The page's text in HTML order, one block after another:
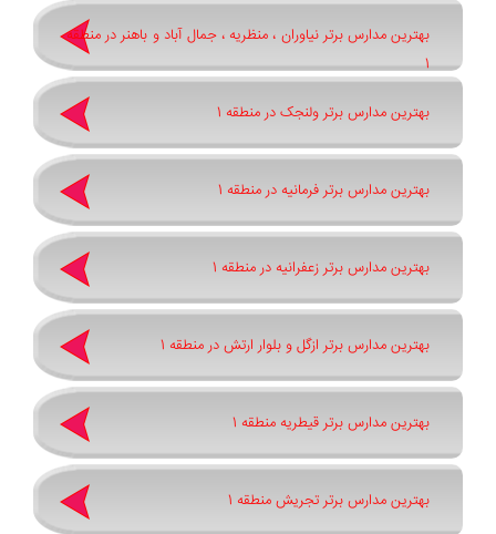
بهترین مدارس برتر نیاوران ، منظریه ، جمال آباد و باهنر در منطقه
1
بهترین مدارس برتر ولنجک در منطقه 1
بهترین مدارس برتر فرمانیه در منطقه 1
بهترین مدارس برتر زعفرانیه در منطقه 1
بهترین مدارس برتر ازگل و بلوار ارتش در منطقه 1
بهترین مدارس برتر قیطریه منطقه 1
بهترین مدارس برتر تجریش منطقه 1